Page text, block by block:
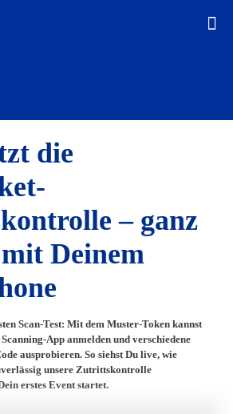
die
– ganz
Deinem
Scan-Test: Mit dem Muster-Token kannst
App anmelden und verschiedene
ausprobieren. So siehst Du live, wie
unsere Zutrittskontrolle
erstes Event startet.